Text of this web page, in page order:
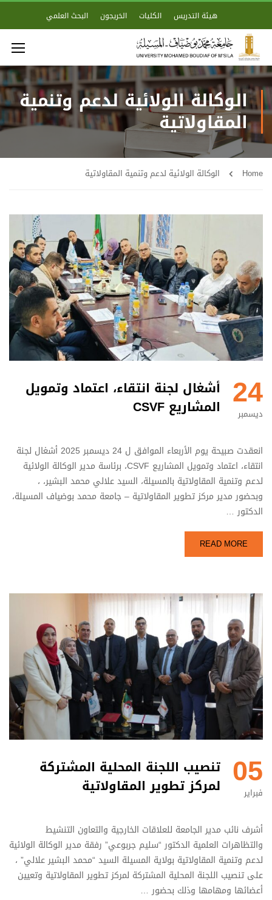
هيئة التدريس الكليات الخريجون البحث العلمي
الوكالة الولائية لدعم وتنمية
المقاولاتية
Home الوكالة الولائية لدعم وتنمية المقاولاتية
24
ديسمبر
أشغال لجنة انتقاء، اعتماد وتمويل
المشاريع CSVF
انعقدت صبيحة يوم الأربعاء الموافق ل 24 ديسمبر 2025 أشغال لجنة
انتقاء، اعتماد وتمويل المشاريع CSVF، برئاسة مدير الوكالة الولائية
لدعم وتنمية المقاولاتية بالمسيلة، السيد علالي محمد البشير، ،
وبحضور مدير مركز تطوير المقاولاتية – جامعة محمد بوضياف المسيلة،
الدكتور …
READ MORE
05
فبراير
تنصيب اللجنة المحلية المشتركة
لمركز تطوير المقاولاتية
أشرف نائب مدير الجامعة للعلاقات الخارجية والتعاون التنشيط
والتظاهرات العلمية الدكتور “سليم جربوعي” رفقة مدير الوكالة الولائية
لدعم وتنمية المقاولاتية بولاية المسيلة السيد “محمد البشير علالي” ،
على تنصيب اللجنة المحلية المشتركة لمركز تطوير المقاولاتية وتعيين
أعضائها ومهامها وذلك بحضور …